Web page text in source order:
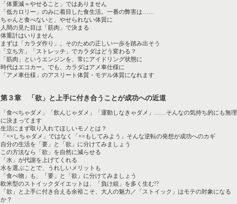
「体重減＝やせること」ではありません
「低カロリー」のみに着目した食生活。一番の弊害は……
ちゃんと食べないと、やせられない体質に
人間の見た目は「筋肉」で決まる
体重計はいりません
まずは「カラダ作り」。そのための正しい一歩を踏み出そう
「立ち方」「ストレッチ」でカラダはどう変わる？
「筋肉」というエンジンを、常にアイドリング状態に
時代はエコカー。でも、カラダはアメ車仕様に
「アメ車仕様」のアスリート体質・モデル体質になれます
第３章 「欲」と上手に付き合うことが成功への近道
「食べちゃダメ」「飲んじゃダメ」「運動しなきゃダメ」……そんなの気持ち的にも無理
に決まってます
生活にまず取り入れてほしいモノとは？
「××しちゃダメ」ではなく「××もしてみよう」そんな逆転の発想が成功へのカギ
自分の生活を「要」と「欲」に分けてみましょう
この方法なら「欲」を自然に減らせる
「水」が代謝を上げてくれる
水を選ぶことで、うれしいメリットも
「食べ物」も、「要」と「欲」に分けてみましょう
欧米型のストイックダイエットは、「負け組」を多く生む!?
「欲」と上手に付き合える余裕こそ、大人の魅力／「ストイック」はモテの対象になる
か？